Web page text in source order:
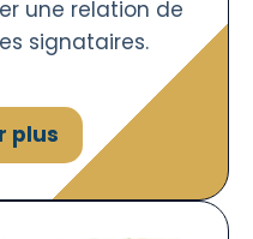
une relation de
signataires.
plus